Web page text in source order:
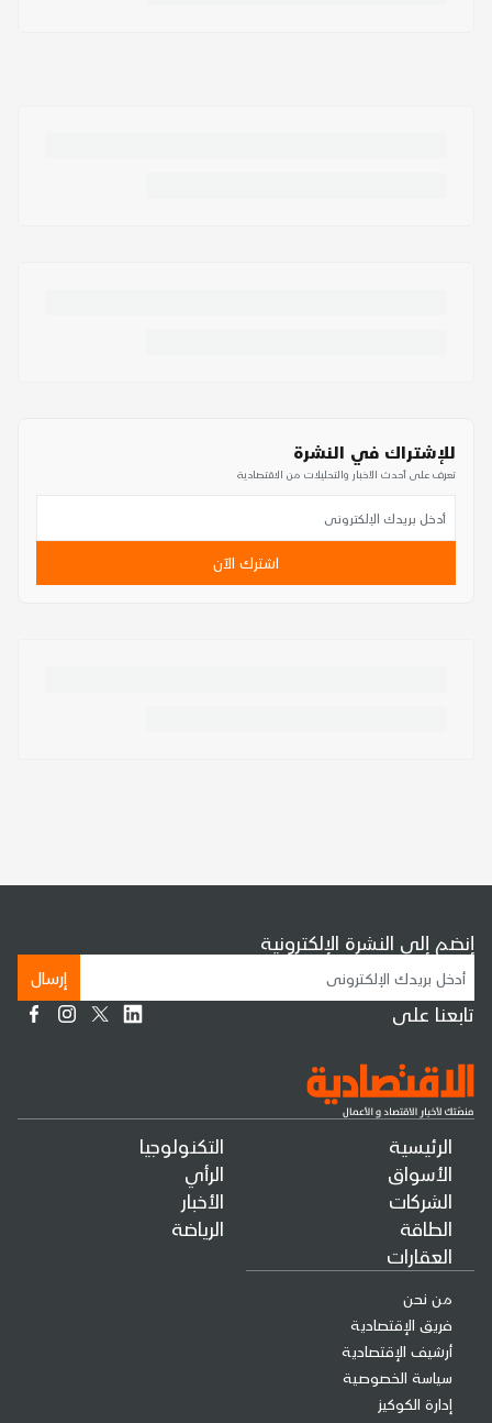
للإشتراك في النشرة
تعرف على أحدث الأخبار والتحليلات من الاقتصادية
اشترك الآن
الرئيسية
الأسواق
الشركات
الطاقة
العقارات
التكنولوجيا
الرأي
الأخبار
الرياضة
من نحن
فريق الإقتصادية
أرشيف الإقتصادية
سياسة الخصوصية
إدارة الكوكيز
إنضم إلى النشرة الإلكترونية
إرسال
تابعنا على